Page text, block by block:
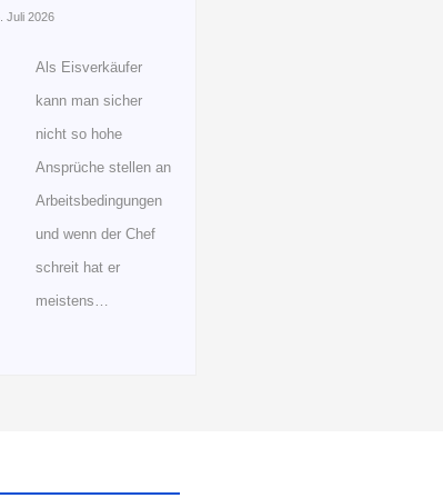
Juli 2026
Als Eisverkäufer
kann man sicher
nicht so hohe
Ansprüche stellen an
Arbeitsbedingungen
und wenn der Chef
schreit hat er
meistens…